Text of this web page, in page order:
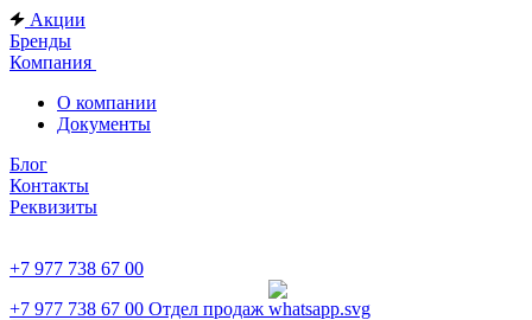
Акции
Бренды
Компания
О компании
Документы
Блог
Контакты
Реквизиты
+7 977 738 67 00
+7 977 738 67 00 Отдел продаж